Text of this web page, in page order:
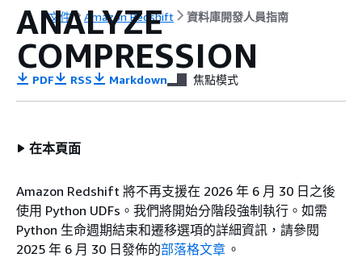
文件 Amazon Redshift 資料庫開發人員指南
ANALYZE
COMPRESSION
PDF RSS Markdown 焦點模式
在本頁面
Amazon Redshift 將不再支援在 2026 年 6 月 30 日之後
使用 Python UDFs。我們將開始分階段強制執行。如需
Python 生命週期結束和遷移選項的詳細資訊，請參閱
2025 年 6 月 30 日發佈的部落格文章 。